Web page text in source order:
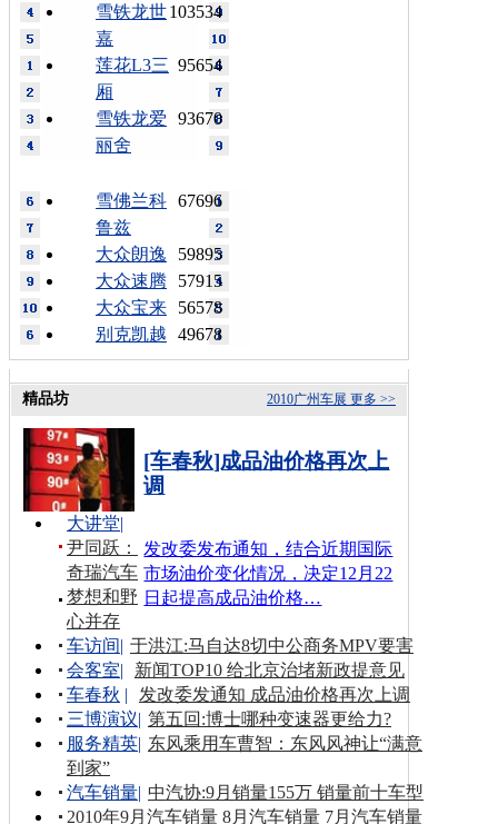
103534
雪铁龙世
嘉
95654
莲花L3三
厢
93670
雪铁龙爱
丽舍
67696
雪佛兰科
鲁兹
59895
大众朗逸
57915
大众速腾
56578
大众宝来
49678
别克凯越
更多 >>
2010广州车展
精品坊
[车春秋]成品油价格再次上
调
发改委发布通知，结合近期国际
市场油价变化情况，决定12月22
日起提高成品油价格…
大讲堂|
尹同跃：
奇瑞汽车
梦想和野
心并存
车访间| 于洪江:马自达8切中公商务MPV要害
会客室|
新闻TOP10 给北京治堵新政提意见
车春秋 |
发改委发通知 成品油价格再次上调
三博演议| 第五回:博士哪种变速器更给力?
服务精英| 东风乘用车曹智：东风风神让“满意
到家”
汽车销量| 中汽协:9月销量155万 销量前十车型
2010年9月汽车销量 8月汽车销量 7月汽车销量